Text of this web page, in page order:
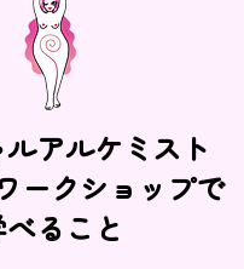
アルケミスト
ークショップで
ること